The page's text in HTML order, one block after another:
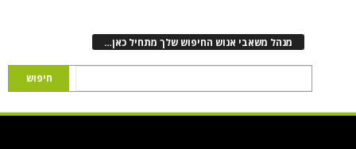
מנהל משאבי אנוש החיפוש שלך מתחיל כאן…